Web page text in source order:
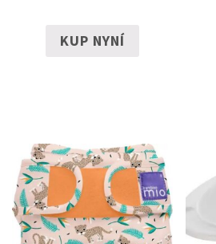
KUP NYNÍ